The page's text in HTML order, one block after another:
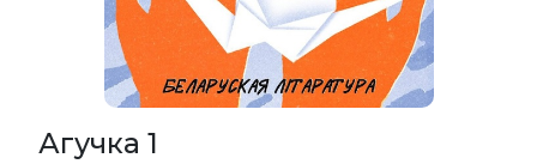
Агучка 1